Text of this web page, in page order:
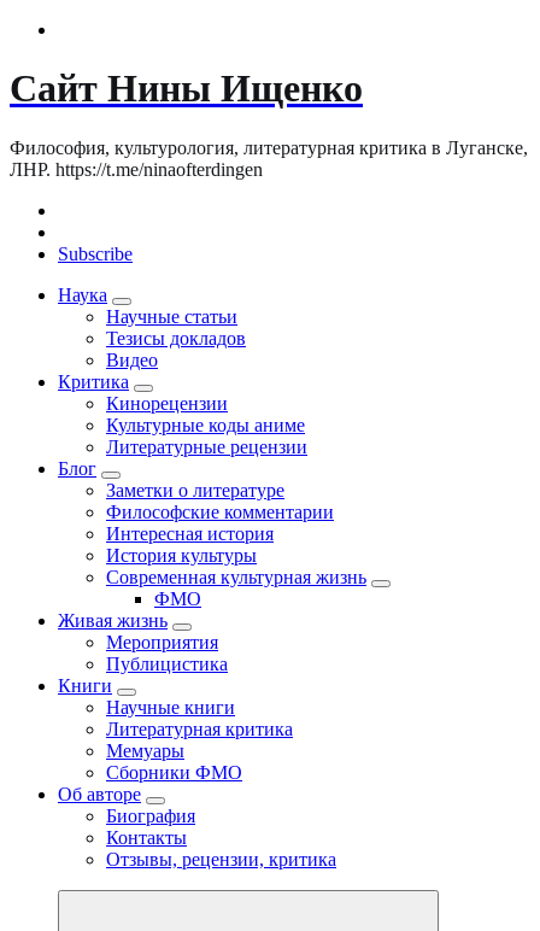
Сайт Нины Ищенко
Философия, культурология, литературная критика в Луганске,
ЛНР. https://t.me/ninaofterdingen
Subscribe
Наука
Научные статьи
Тезисы докладов
Видео
Критика
Кинорецензии
Культурные коды аниме
Литературные рецензии
Блог
Заметки о литературе
Философские комментарии
Интересная история
История культуры
Современная культурная жизнь
ФМО
Живая жизнь
Мероприятия
Публицистика
Книги
Научные книги
Литературная критика
Мемуары
Сборники ФМО
Об авторе
Биография
Контакты
Отзывы, рецензии, критика